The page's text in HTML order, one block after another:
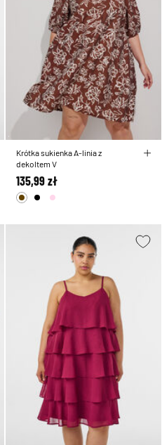
Krótka sukienka A-linia z
dekoltem V
135,99 zł